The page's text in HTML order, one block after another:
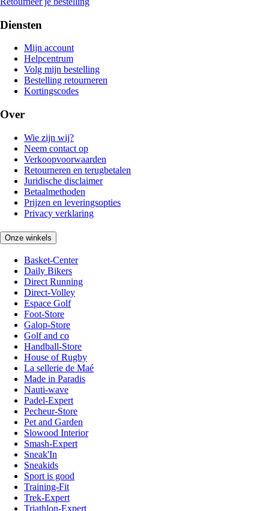
Diensten
Mijn account
Helpcentrum
Volg mijn bestelling
Bestelling retourneren
Kortingscodes
Over
Wie zijn wij?
Neem contact op
Verkoopvoorwaarden
Retourneren en terugbetalen
Juridische disclaimer
Betaalmethoden
Prijzen en leveringsopties
Privacy verklaring
Onze winkels
Basket-Center
Daily Bikers
Direct Running
Direct-Volley
Espace Golf
Foot-Store
Galop-Store
Golf and co
Handball-Store
House of Rugby
La sellerie de Maé
Made in Paradis
Nauti-wave
Padel-Expert
Pecheur-Store
Pet and Garden
Slowood Interior
Smash-Expert
Sneak'In
Sneakids
Sport is good
Training-Fit
Trek-Expert
Triathlon-Expert